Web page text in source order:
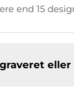
end 15